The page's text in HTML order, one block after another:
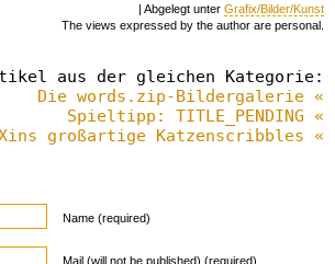
| Abgelegt unter Grafix/Bilder/Kunst
The views expressed by the author are personal.
aus der gleichen Kategorie:
Die words.zip-Bildergalerie «
Spieltipp: TITLE_PENDING «
großartige Katzenscribbles «
Name (required)
Mail (will not be published) (required)